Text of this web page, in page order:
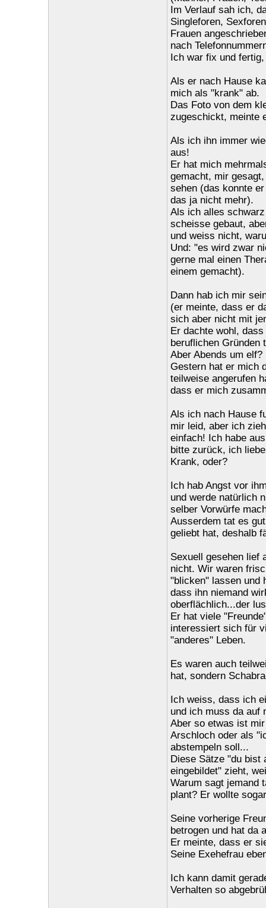
Im Verlauf sah ich,
Singleforen,
Frauen
nach
Ich war fix und
Als er nach Hause
mich als "krank" ab.
Das Foto von dem
zugeschickt, meinte
Als ich ihn immer
aus!
Er hat mich
gemacht, mir
sehen (das konnte
das ja nicht mehr).
Als ich alles
scheisse gebaut,
und weiss nicht,
Und: "es wird zwar
gerne mal einen
einem gemacht).
Dann hab ich mir
(er meinte, dass er
sich aber nicht mit
Er dachte wohl,
beruflichen Gründen
Aber Abends um elf?
Gestern hat er mich
teilweise angerufen
dass er mich
Als ich nach Hause
mir leid, aber ich
einfach! Ich habe
bitte zurück, ich
Krank, oder?
Ich hab Angst vor
und werde natürlich
selber Vorwürfe
Ausserdem tat es
geliebt hat, deshalb
Sexuell gesehen lief
nicht. Wir waren
"blicken" lassen und
dass ihn niemand
oberflächlich...der
Er hat viele
interessiert sich für
"anderes" Leben.
Es waren auch
hat, sondern
Ich weiss, dass ich
und ich muss da auf
Aber so etwas ist
Arschloch oder als
abstempeln soll...
Diese Sätze "du bist
eingebildet" zieht,
Warum sagt jemand
plant? Er wollte
Seine vorherige
betrogen und hat da
Er meinte, dass er
Seine Exehefrau
Ich kann damit
Verhalten so